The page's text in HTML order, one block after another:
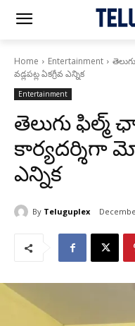
Home Entertainment
వడ్లపట్ల ఏకగ్రీవ ఎన్నిక
Entertainment
తెలుగు ఫిల్మ్
కార్యదర్శిగా
ఎన్నిక
By Teluguplex